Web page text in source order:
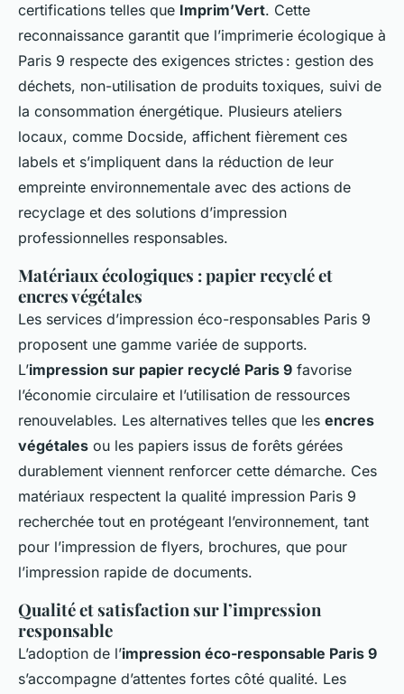
certifications telles que Imprim’Vert. Cette
reconnaissance garantit que l’imprimerie écologique à
Paris 9 respecte des exigences strictes : gestion des
déchets, non-utilisation de produits toxiques, suivi de
la consommation énergétique. Plusieurs ateliers
locaux, comme Docside, affichent fièrement ces
labels et s’impliquent dans la réduction de leur
empreinte environnementale avec des actions de
recyclage et des solutions d’impression
professionnelles responsables.
Matériaux écologiques : papier recyclé et
encres végétales
Les services d’impression éco-responsables Paris 9
proposent une gamme variée de supports.
L’impression sur papier recyclé Paris 9 favorise
l’économie circulaire et l’utilisation de ressources
renouvelables. Les alternatives telles que les encres
végétales ou les papiers issus de forêts gérées
durablement viennent renforcer cette démarche. Ces
matériaux respectent la qualité impression Paris 9
recherchée tout en protégeant l’environnement, tant
pour l’impression de flyers, brochures, que pour
l’impression rapide de documents.
Qualité et satisfaction sur l’impression
responsable
L’adoption de l’impression éco-responsable Paris 9
s’accompagne d’attentes fortes côté qualité. Les